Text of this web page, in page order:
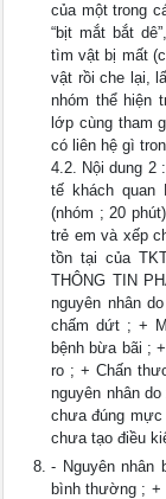
của một trong
“bịt mắt bắt
tìm vật bị mất
vật rồi che lại,
nhóm thể hiện
lớp cùng tham
có liên hệ gì
4.2. Nội dung 2
tế khách quan
(nhóm ; 20
trẻ em và xếp
tồn tại của
THÔNG TIN
nguyên nhân
chấm dứt ; +
bệnh bừa bãi ;
ro ; + Chấn
nguyên nhân
chưa đúng
chưa tạo điều
- Nguyên nhân
bình thường ; +